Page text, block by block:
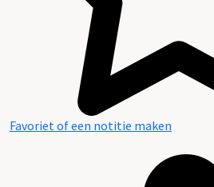
Favoriet of een notitie maken